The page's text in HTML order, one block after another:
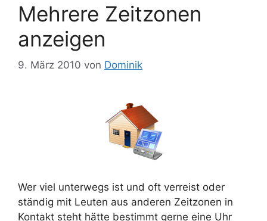
Mehrere Zeitzonen
anzeigen
9. März 2010 von Dominik
Wer viel unterwegs ist und oft verreist oder
ständig mit Leuten aus anderen Zeitzonen in
Kontakt steht hätte bestimmt gerne eine Uhr